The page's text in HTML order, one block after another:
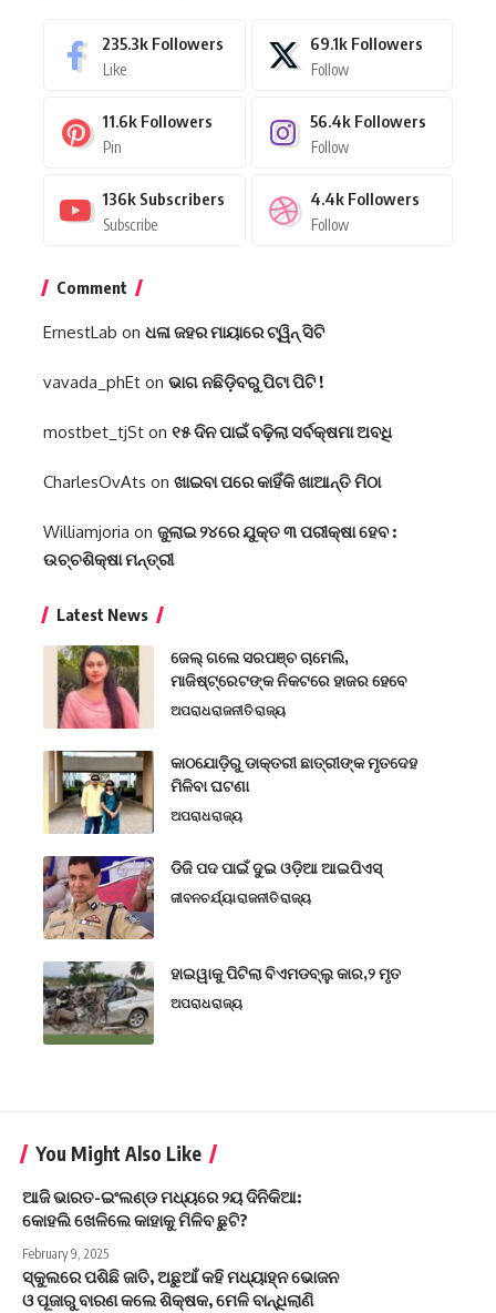
235.3k Followers
Like
69.1k Followers
Follow
11.6k Followers
Pin
56.4k Followers
Follow
136k Subscribers
Subscribe
4.4k Followers
Follow
Comment
ErnestLab on ଧଳା ଜହର ମାୟାରେ ଟ୍ୱିନ୍ ସିଟି
vavada_phEt on ଭାଗ ନଛିଡ଼ିବରୁ ପିଟା ପିଟି !
mostbet_tjSt on ୧୫ ଦିନ ପାଇଁ ବଢ଼ିଲା ସର୍ବକ୍ଷମା ଅବଧି
CharlesOvAts on ଖାଇବା ପରେ କାହିଁକି ଖାଆନ୍ତି ମିଠା
Williamjoria on ଜୁଲାଇ ୨୪ରେ ଯୁକ୍ତ ୩ ପରୀକ୍ଷା ହେବ :
ଉଚ୍ଚଶିକ୍ଷା ମନ୍ତ୍ରୀ
Latest News
ଜେଲ୍ ଗଲେ ସରପଞ୍ଚ ଚାମେଲି,
ମାଜିଷ୍ଟ୍ରେଟଙ୍କ ନିକଟରେ ହାଜର ହେବେ
ଅପରାଧରାଜନୀତିରାଜ୍ୟ
କାଠଯୋଡ଼ିରୁ ଡାକ୍ତରୀ ଛାତ୍ରୀଙ୍କ ମୃତଦେହ
ମିଳିବା ଘଟଣା
ଅପରାଧରାଜ୍ୟ
ଡିଜି ପଦ ପାଇଁ ଦୁଇ ଓଡ଼ିଆ ଆଇପିଏସ୍
ଜୀବନଚର୍ଯ୍ୟାରାଜନୀତିରାଜ୍ୟ
ହାଇୱାକୁ ପିଟିଲା ବିଏମଡବ୍ଲୁ କାର,୨ ମୃତ
ଅପରାଧରାଜ୍ୟ
You Might Also Like
ଆଜି ଭାରତ-ଇଂଲଣ୍ଡ ମଧ୍ୟରେ ୨ୟ ଦିନିକିଆ:
କୋହଲି ଖେଳିଲେ କାହାକୁ ମିଳିବ ଛୁଟି?
February 9, 2025
ସ୍କୁଲରେ ପଶିଛି ଜାତି, ଅଛୁଆଁ କହି ମଧ୍ୟାହ୍ନ ଭୋଜନ
ଓ ପୂଜାରୁ ବାରଣ କଲେ ଶିକ୍ଷକ, ମେଳି ବାନ୍ଧିଲାଣି